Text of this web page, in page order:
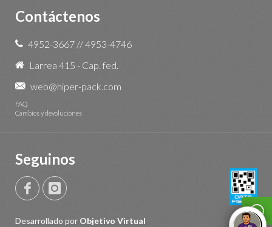
Contáctenos
4952-3667 //4953-4746
Larrea 415 - Cap. fed.
web@hiper-pack.com
FAQ
Cambios y devoluciones
Seguinos
Desarrollado por Objetivo Virtual